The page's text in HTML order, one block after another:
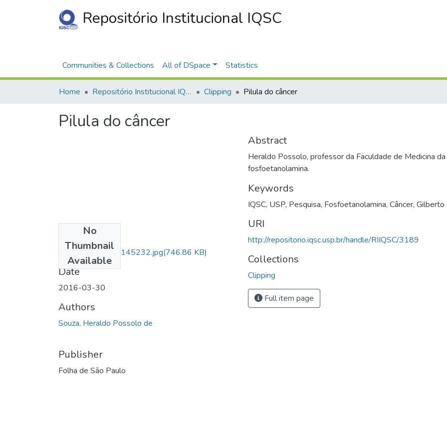
Repositório Institucional IQSC
Communities & Collections All of DSpace Statistics
Home Repositório Institucional IQSC Clipping Pilula do câncer
Pilula do câncer
No
Thumbnail
Available
IMG_20161213_145232.jpg(746.86 KB)
Date
2016-03-30
Authors
Souza, Heraldo Possolo de
Publisher
Folha de São Paulo
Abstract
Heraldo Possolo, professor da Faculdade de Medicina
fosfoetanolamina.
Keywords
IQSC, USP, Pesquisa, Fosfoetanolamina, Câncer, Gilberto
URI
http://repositorio.iqsc.usp.br/handle/RIIQSC/3189
Collections
Clipping
Full item page